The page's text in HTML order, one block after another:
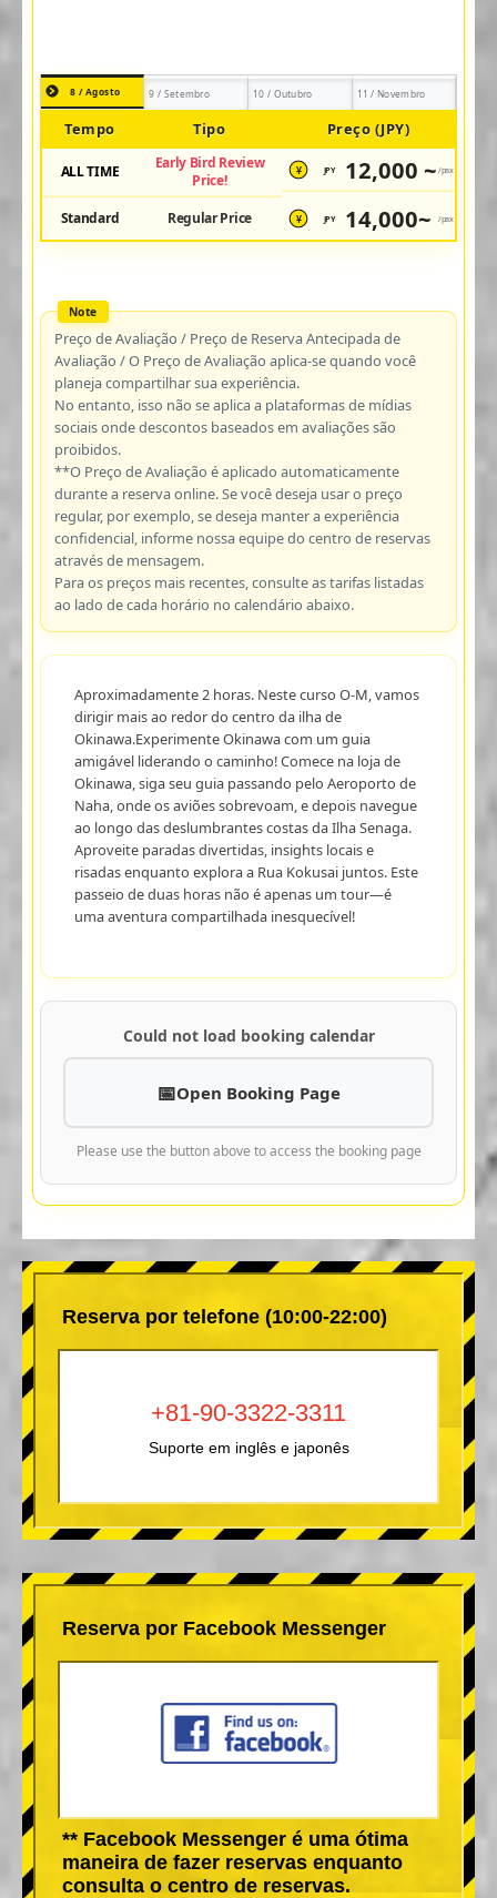
8 / Agosto 9 / Setembro 10 / Outubro 11 / Novembro
Tempo Tipo Preço (JPY)
ALL TIME
Early Bird Review
Price!
¥ JPY 12,000 ~ /pax
Standard Regular Price ¥ JPY 14,000~ /pax
Preço de Avaliação / Preço de Reserva Antecipada de
Avaliação / O Preço de Avaliação aplica-se quando você
planeja compartilhar sua experiência.
No entanto, isso não se aplica a plataformas de mídias
sociais onde descontos baseados em avaliações são
proibidos.
**O Preço de Avaliação é aplicado automaticamente
durante a reserva online. Se você deseja usar o preço
regular, por exemplo, se deseja manter a experiência
confidencial, informe nossa equipe do centro de reservas
através de mensagem.
Para os preços mais recentes, consulte as tarifas listadas
ao lado de cada horário no calendário abaixo.
Aproximadamente 2 horas. Neste curso O-M, vamos
dirigir mais ao redor do centro da ilha de
Okinawa.Experimente Okinawa com um guia
amigável liderando o caminho! Comece na loja de
Okinawa, siga seu guia passando pelo Aeroporto de
Naha, onde os aviões sobrevoam, e depois navegue
ao longo das deslumbrantes costas da Ilha Senaga.
Aproveite paradas divertidas, insights locais e
risadas enquanto explora a Rua Kokusai juntos. Este
passeio de duas horas não é apenas um tour—é
uma aventura compartilhada inesquecível!
Could not load booking calendar
Open Booking Page
Please use the button above to access the booking page
Reserva por telefone (10:00-22:00)
+81-90-3322-3311
Suporte em inglês e japonês
Reserva por Facebook Messenger
** Facebook Messenger é uma ótima
maneira de fazer reservas enquanto
consulta o centro de reservas.